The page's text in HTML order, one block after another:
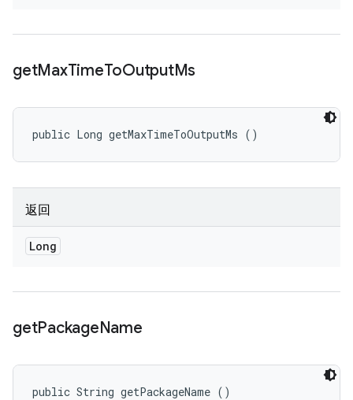
getMaxTimeToOutputMs
public Long getMaxTimeToOutputMs ()
返回
Long
getPackageName
public String getPackageName ()